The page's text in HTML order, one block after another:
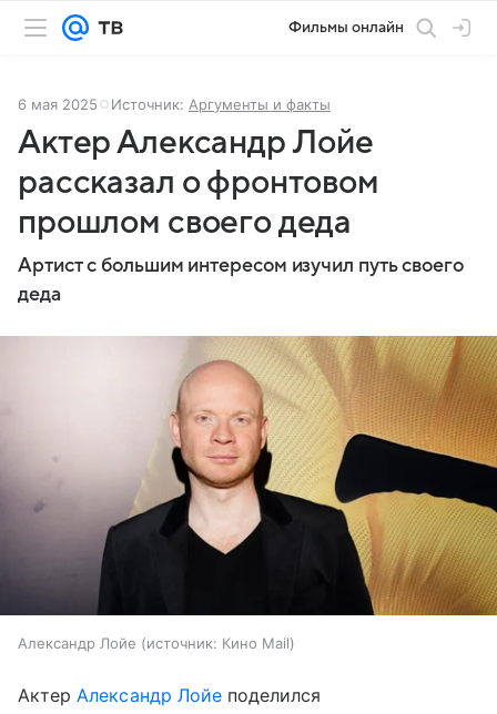
Фильмы онлайн
6 мая 2025 Источник: Аргументы и факты
Актер Александр Лойе
рассказал о фронтовом
прошлом своего деда
Артист с большим интересом изучил путь своего
деда
Александр Лойе источник: Кино Mail
АктерАлександр Лойеподелился